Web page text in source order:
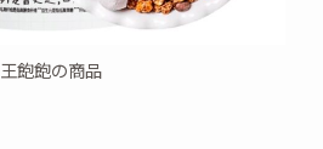
王飽飽の商品